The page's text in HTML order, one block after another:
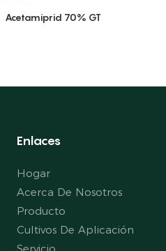
Acetamiprid 70% GT
Enlaces
Hogar
Acerca De Nosotros
Producto
Cultivos De Aplicación